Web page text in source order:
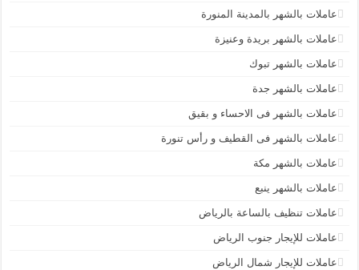
عاملات بالشهر بالمدينة المنورة
عاملات بالشهر بريدة وعنيزة
عاملات بالشهر تبوك
عاملات بالشهر جدة
عاملات بالشهر فى الاحساء و بقيق
عاملات بالشهر فى القطيف و رأس تنورة
عاملات بالشهر مكة
عاملات بالشهر ينبع
عاملات تنظيف بالساعة بالرياض
عاملات للإيجار جنوب الرياض
عاملات للإيجار شمال الرياض